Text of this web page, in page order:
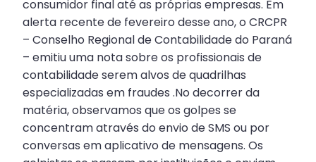
consumidor final até as próprias empresas. Em
alerta recente de fevereiro desse ano, o CRCPR
– Conselho Regional de Contabilidade do Paraná
– emitiu uma nota sobre os profissionais de
contabilidade serem alvos de quadrilhas
especializadas em fraudes .No decorrer da
matéria, observamos que os golpes se
concentram através do envio de SMS ou por
conversas em aplicativo de mensagens. Os